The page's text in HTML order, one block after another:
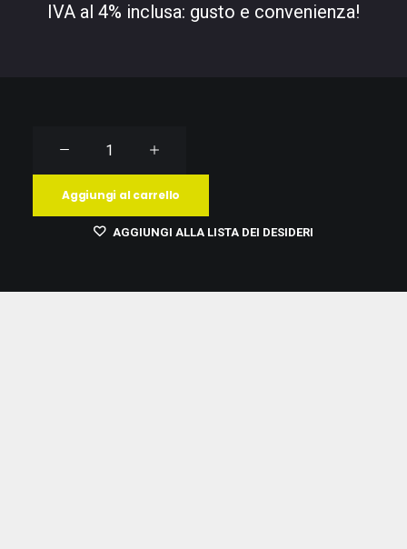
IVA al 4% inclusa: gusto e convenienza!
OVOLIO
AROMATIZZATO
ZENZERO
Aggiungi al carrello
AGGIUNGI ALLA LISTA DEI DESIDERI